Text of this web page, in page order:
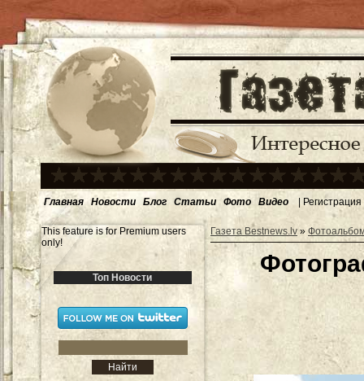
Главная Новости Блог Статьи Фото Видео | Регистрация
This feature is for Premium users
only!
Топ Новости
Газета Bestnews.lv»